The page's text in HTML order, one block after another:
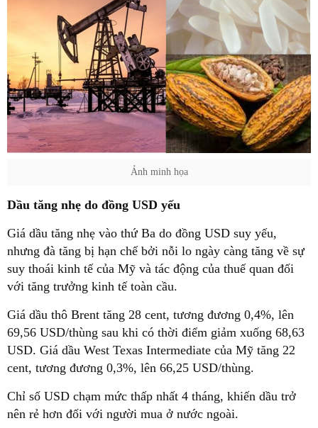
Ảnh minh họa
Dầu tăng nhẹ do đồng USD yếu
Giá dầu tăng nhẹ vào thứ Ba do đồng USD suy yếu,
nhưng đà tăng bị hạn chế bởi nỗi lo ngày càng tăng về sự
suy thoái kinh tế của Mỹ và tác động của thuế quan đối
với tăng trưởng kinh tế toàn cầu.
Giá dầu thô Brent tăng 28 cent, tương đương 0,4%, lên
69,56 USD/thùng sau khi có thời điểm giảm xuống 68,63
USD. Giá dầu West Texas Intermediate của Mỹ tăng 22
cent, tương đương 0,3%, lên 66,25 USD/thùng.
Chỉ số USD chạm mức thấp nhất 4 tháng, khiến dầu trở
nên rẻ hơn đối với người mua ở nước ngoài.